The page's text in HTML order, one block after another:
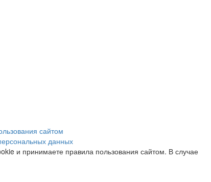
сайтом
данных
и принимаете правила пользования сайтом. В случае